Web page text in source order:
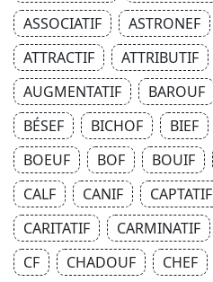
ASSOCIATIF
ASTRONEF
ATTRACTIF
ATTRIBUTIF
AUGMENTATIF
BAROUF
BÉSEF
BICHOF BIEF
BOEUF
BOF BOUIF
CALF
CANIF CAPTATIF
CARITATIF
CARMINATIF
CF
CHADOUF CHEF